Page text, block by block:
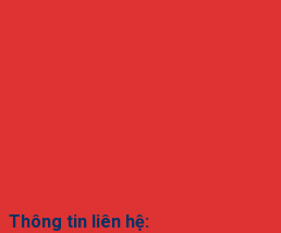
Thông tin liên hệ: